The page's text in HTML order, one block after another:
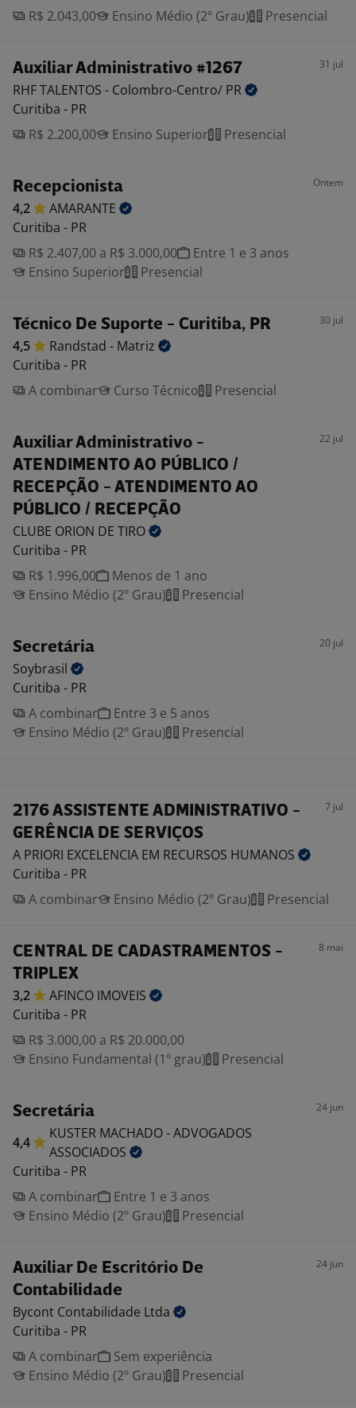
R$ 2.043,00
Ensino Médio (2º Grau) Presencial
Auxiliar Administrativo #1267 31 jul
RHF TALENTOS - Colombro-Centro/ PR
Curitiba - PR
R$ 2.200,00
Ensino Superior Presencial
Recepcionista Ontem
4,2
AMARANTE
Curitiba - PR
R$ 2.407,00 a R$ 3.000,00
Entre 1 e 3 anos
Ensino Superior
Presencial
Técnico De Suporte - Curitiba, PR 30 jul
4,5 Randstad - Matriz
Curitiba - PR
A combinar
Curso Técnico Presencial
Auxiliar Administrativo -
ATENDIMENTO AO PÚBLICO /
RECEPÇÃO - ATENDIMENTO AO
PÚBLICO / RECEPÇÃO
22 jul
CLUBE ORION DE TIRO
Curitiba - PR
R$ 1.996,00
Menos de 1 ano
Ensino Médio (2º Grau)
Presencial
Secretária 20 jul
Soybrasil
Curitiba - PR
A combinar
Entre 3 e 5 anos
Ensino Médio (2º Grau)
Presencial
2176 ASSISTENTE ADMINISTRATIVO -
GERÊNCIA DE SERVIÇOS
7 jul
A PRIORI EXCELENCIA EM RECURSOS HUMANOS
Curitiba - PR
A combinar
Ensino Médio (2º Grau) Presencial
CENTRAL DE CADASTRAMENTOS -
TRIPLEX
8 mai
3,2 AFINCO IMOVEIS
Curitiba - PR
R$ 3.000,00 a R$ 20.000,00
Ensino Fundamental (1º grau)
Presencial
Secretária 24 jun
4,4
KUSTER MACHADO - ADVOGADOS
ASSOCIADOS
Curitiba - PR
A combinar
Entre 1 e 3 anos
Ensino Médio (2º Grau)
Presencial
Auxiliar De Escritório De
Contabilidade
24 jun
Bycont Contabilidade Ltda
Curitiba - PR
A combinar
Sem experiência
Ensino Médio (2º Grau)
Presencial